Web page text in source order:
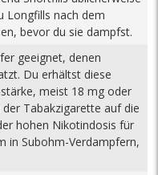
Longfills nach dem
bevor du sie dampfst.
geeignet, denen
Du erhältst diese
meist 18 mg oder
Tabakzigarette auf die
hohen Nikotindosis für
in Subohm-Verdampfern,